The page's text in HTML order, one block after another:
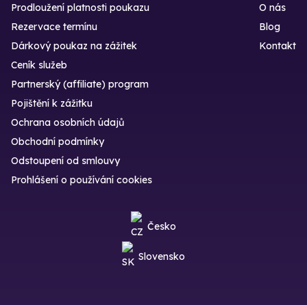
Prodloužení platnosti poukazu
Rezervace termínu
Dárkový poukaz na zážitek
O nás
Blog
Kontakt
Ceník služeb
Partnerský (affiliate) program
Pojištění k zážitku
Ochrana osobních údajů
Obchodní podmínky
Odstoupení od smlouvy
Prohlášení o používání cookies
Česko
Slovensko